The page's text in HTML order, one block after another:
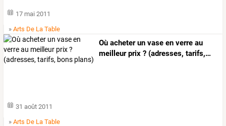
17 mai 2011
»Arts De La Table
Où acheterun vase en verre au
meilleurprix ? (adresses, tarifs,…
31 août 2011
»Arts De La Table